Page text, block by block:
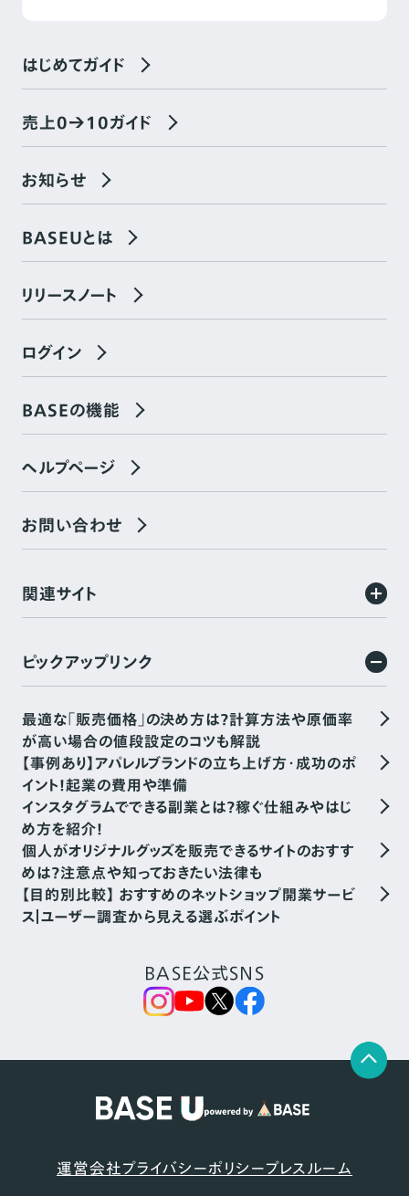
はじめてガイド
売上0→10ガイド
お知らせ
BASEUとは
リリースノート
ログイン
BASEの機能
ヘルプページ
お問い合わせ
関連サイト
ピックアップリンク
最適な「販売価格」の決め方は？計算方法や原価率
が高い場合の値段設定のコツも解説
【事例あり】アパレルブランドの立ち上げ方・成功のポ
イント！起業の費用や準備
インスタグラムでできる副業とは？稼ぐ仕組みやはじ
め方を紹介！
個人がオリジナルグッズを販売できるサイトのおすす
めは？注意点や知っておきたい法律も
【目的別比較】 おすすめのネットショップ開業サービ
ス｜ユーザー調査から見える選ぶポイント
BASE公式SNS
運営会社プライバシーポリシープレスルーム